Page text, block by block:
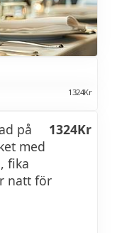
1324Kr
på
med
fika
natt för
1324Kr